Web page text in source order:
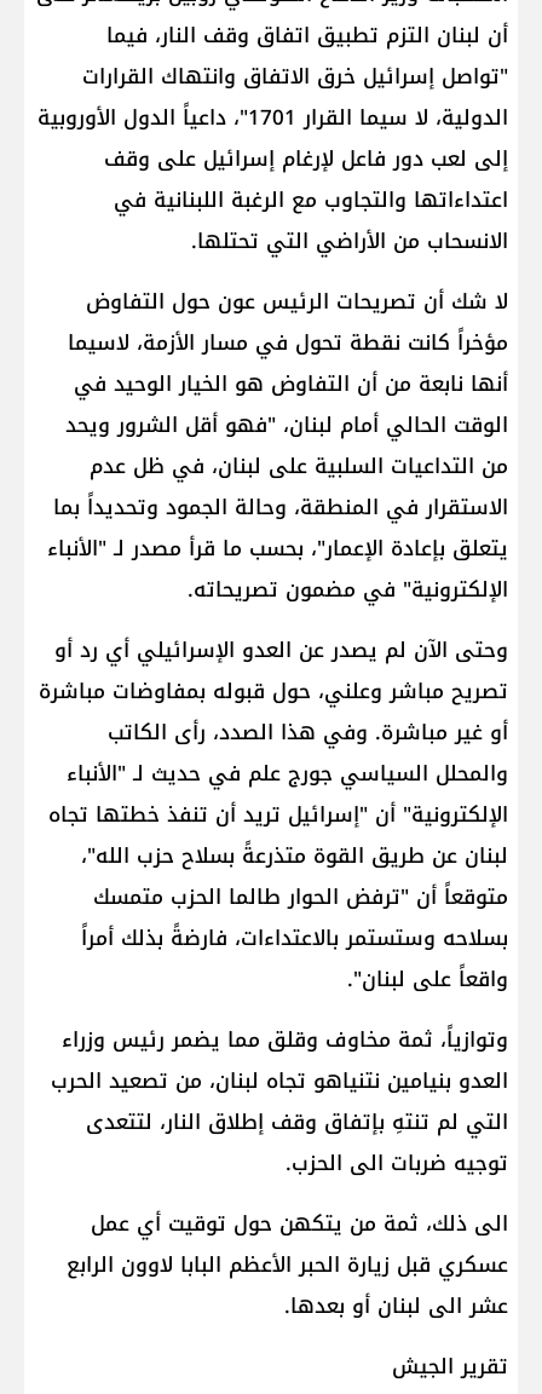
أن لبنان التزم تطبيق اتفاق وقف النار، فيما
"تواصل إسرائيل خرق الاتفاق وانتهاك القرارات
الدولية، لا سيما القرار 1701"، داعياً الدول الأوروبية
إلى لعب دور فاعل لإرغام إسرائيل على وقف
اعتداءاتها والتجاوب مع الرغبة اللبنانية في
الانسحاب من الأراضي التي تحتلها.
لا شك أن تصريحات الرئيس عون حول التفاوض
مؤخراً كانت نقطة تحول في مسار الأزمة، لاسيما
أنها نابعة من أن التفاوض هو الخيار الوحيد في
الوقت الحالي أمام لبنان، "فهو أقل الشرور ويحد
من التداعيات السلبية على لبنان، في ظل عدم
الاستقرار في المنطقة، وحالة الجمود وتحديداً بما
يتعلق بإعادة الإعمار"، بحسب ما قرأ مصدر لـ "الأنباء
الإلكترونية" في مضمون تصريحاته.
وحتى الآن لم يصدر عن العدو الإسرائيلي أي رد أو
تصريح مباشر وعلني، حول قبوله بمفاوضات مباشرة
أو غير مباشرة. وفي هذا الصدد، رأى الكاتب
والمحلل السياسي جورج علم في حديث لـ "الأنباء
الإلكترونية" أن "إسرائيل تريد أن تنفذ خطتها تجاه
لبنان عن طريق القوة متذرعةً بسلاح حزب الله"،
متوقعاً أن "ترفض الحوار طالما الحزب متمسك
بسلاحه وستستمر بالاعتداءات، فارضةً بذلك أمراً
واقعاً على لبنان".
وتوازياً، ثمة مخاوف وقلق مما يضمر رئيس وزراء
العدو بنيامين نتنياهو تجاه لبنان، من تصعيد الحرب
التي لم تنتهِ بإتفاق وقف إطلاق النار، لتتعدى
توجيه ضربات الى الحزب.
الى ذلك، ثمة من يتكهن حول توقيت أي عمل
عسكري قبل زيارة الحبر الأعظم البابا لاوون الرابع
عشر الى لبنان أو بعدها.
تقرير الجيش